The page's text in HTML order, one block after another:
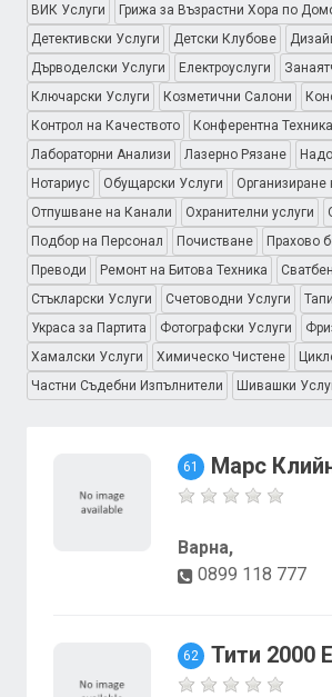
ВИК Услуги
Грижа за Възрастни Хора по
Детективски Услуги
Детски Клубове
Дърводелски Услуги
Електроуслуги
Ключарски Услуги
Козметични Салони
Контрол на Качеството
Конферентна Техника
Лабораторни Анализи
Лазерно Рязане
Нотариус
Обущарски Услуги
Организиране
Отпушване на Канали
Охранителни услуги
Подбор на Персонал
Почистване
Прахово
Преводи
Ремонт на Битова Техника
Стъкларски Услуги
Счетоводни Услуги
Украса за Партита
Фотографски Услуги
Хамалски Услуги
Химическо Чистене
Частни Съдебни Изпълнители
Шивашки
61 Марс
Варна,
0899 118 777
62 Тити 2000